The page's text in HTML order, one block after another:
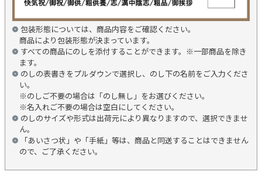
包装形態については、商品内容をご確認ください。
商品により包装形態が決まっています。
すべての商品にのしを添付することができます。※一部商品を除き
ます。
のしの表書きをプルダウンで選択し、のし下の名前をご入力くださ
い。
※のしご不要の場合は「のし無し」をお選びください。
※名入れご不要の場合は空白にしてください。
のしのサイズや形式は出荷元により異なりますので、選択できませ
ん。
「あいさつ状」や「手紙」等は、商品と同送することはできません
ので、ご了承ください。